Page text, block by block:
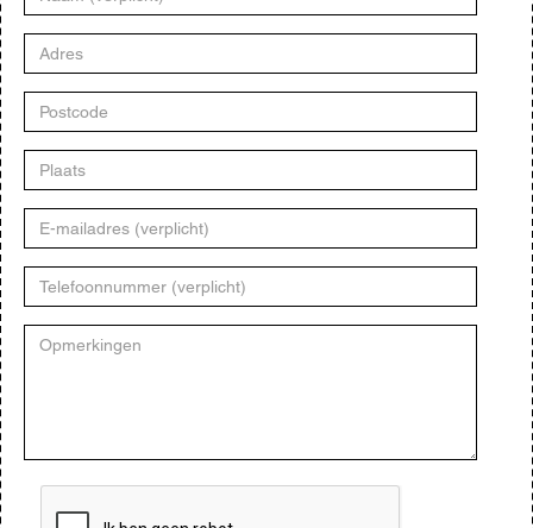
Adres
Postcode
Plaats
E-
mailadres
Telefoonnummer
Opmerkingen